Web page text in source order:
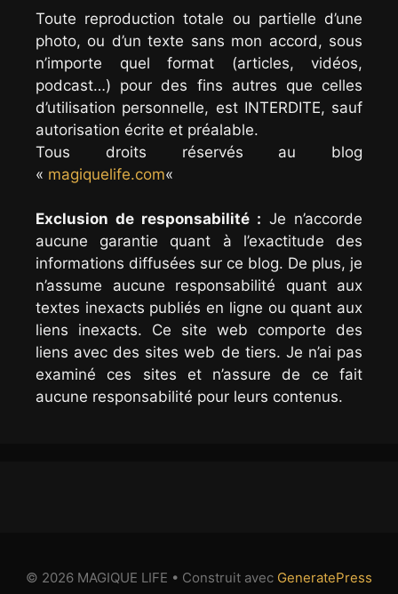
Toute reproduction totale ou partielle d’une
photo, ou d’un texte sans mon accord, sous
n’importe quel format (articles, vidéos,
podcast…) pour des fins autres que celles
d’utilisation personnelle, est INTERDITE, sauf
autorisation écrite et préalable.
Tous droits réservés au blog
« magiquelife.com«
Exclusion de responsabilité : Je n’accorde
aucune garantie quant à l’exactitude des
informations diffusées sur ce blog. De plus, je
n’assume aucune responsabilité quant aux
textes inexacts publiés en ligne ou quant aux
liens inexacts. Ce site web comporte des
liens avec des sites web de tiers. Je n’ai pas
examiné ces sites et n’assure de ce fait
aucune responsabilité pour leurs contenus.
© 2026 MAGIQUE LIFE • Construit avec GeneratePress